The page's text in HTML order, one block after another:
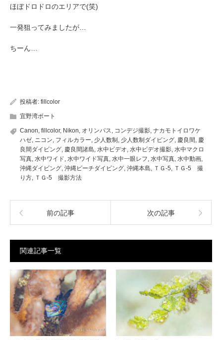
ほぼドロドロのエリアで(笑)
一発狙ってみましたが…
ちーん…
投稿者: fillcolor
宜野湾ボート
Canon fillcolor, Nikon オリンパス コンデジ撮影 ナカモトイロワケ
ハゼ ニコン フィルカラー 少人数制 少人数制ダイビング 慶良間 慶
良間ダイビング 慶良間諸島 水中ビデオ 水中ビデオ撮影 水中マクロ
写真 水中ワイド 水中ワイド写真 水中一眼レフ 水中写真 水中動画
沖縄ダイビング 沖縄ビーチダイビング 沖縄本島 ＴＧ-5
ＴＧ-5 撮
り方
ＴＧ-5 撮影方法
前の記事 次の記事
関連記事一覧